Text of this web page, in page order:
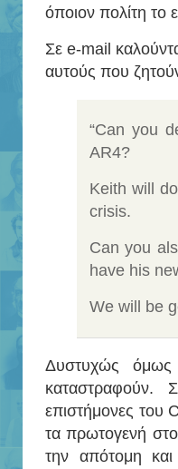
όποιον πολίτη το
Σε e-mail
αυτούς που
“Can you
AR4?
Keith will
crisis.
Can you
have his
We will be
Δυστυχώς όμως
καταστραφούν.
επιστήμονες του
τα πρωτογενή
την απότομη